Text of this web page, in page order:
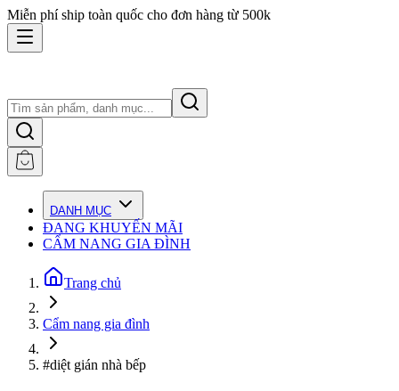
Miễn phí ship toàn quốc cho đơn hàng từ 500k
DANH MỤC
ĐANG KHUYẾN MÃI
CẨM NANG GIA ĐÌNH
Trang chủ
Cẩm nang gia đình
#diệt gián nhà bếp